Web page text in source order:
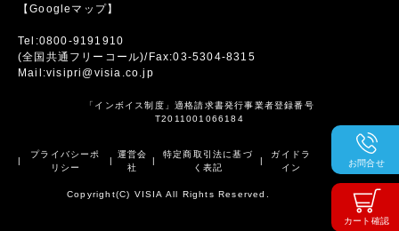
カート確認
お問合せ
【Googleマップ】
Tel:0800-9191910
(全国共通フリーコール)/Fax:03-5304-8315
Mail:visipri@visia.co.jp
「インボイス制度」適格請求書発行事業者登録番号
T2011001066184
|
プライバシーポ
リシー
|
運営会
社
|
特定商取引法に基づ
く表記
|
ガイドラ
イン
Copyright(C) VISIA All Rights Reserved.